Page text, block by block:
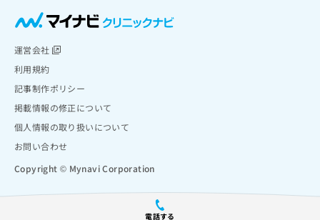
電話する
運営会社
利用規約
記事制作ポリシー
掲載情報の修正について
個人情報の取り扱いについて
お問い合わせ
Copyright © Mynavi Corporation